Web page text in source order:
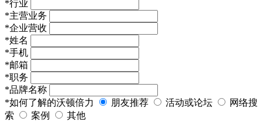
*行业
*主营业务
*企业营收
*姓名
*手机
*邮箱
*职务
*品牌名称
*如何了解的沃顿倍力 朋友推荐 活动或论坛
网络搜
索
案例 其他